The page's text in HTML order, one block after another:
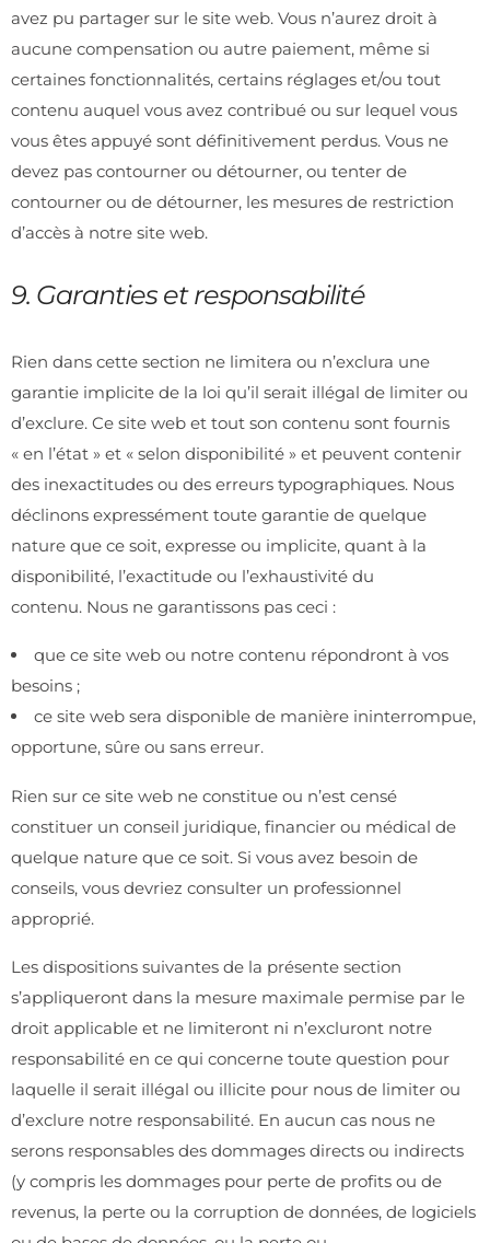
avez pu partager sur le site web. Vous n’aurez droit à
aucune compensation ou autre paiement, même si
certaines fonctionnalités, certains réglages et/ou tout
contenu auquel vous avez contribué ou sur lequel vous
vous êtes appuyé sont définitivement perdus. Vous ne
devez pas contourner ou détourner, ou tenter de
contourner ou de détourner, les mesures de restriction
d’accès à notre site web.
9. Garanties et responsabilité
Rien dans cette section ne limitera ou n’exclura une
garantie implicite de la loi qu’il serait illégal de limiter ou
d’exclure. Ce site web et tout son contenu sont fournis
« en l’état » et « selon disponibilité » et peuvent contenir
des inexactitudes ou des erreurs typographiques. Nous
déclinons expressément toute garantie de quelque
nature que ce soit, expresse ou implicite, quant à la
disponibilité, l’exactitude ou l’exhaustivité du
contenu. Nous ne garantissons pas ceci :
que ce site web ou notre contenu répondront à vos
besoins ;
ce site web sera disponible de manière ininterrompue,
opportune, sûre ou sans erreur.
Rien sur ce site web ne constitue ou n’est censé
constituer un conseil juridique, financier ou médical de
quelque nature que ce soit. Si vous avez besoin de
conseils, vous devriez consulter un professionnel
approprié.
Les dispositions suivantes de la présente section
s’appliqueront dans la mesure maximale permise par le
droit applicable et ne limiteront ni n’excluront notre
responsabilité en ce qui concerne toute question pour
laquelle il serait illégal ou illicite pour nous de limiter ou
d’exclure notre responsabilité. En aucun cas nous ne
serons responsables des dommages directs ou indirects
(y compris les dommages pour perte de profits ou de
revenus, la perte ou la corruption de données, de logiciels